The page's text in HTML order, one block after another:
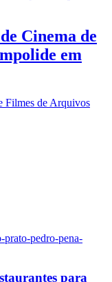
Cinema de
em
Filmes de Arquivos
prato-pedro-pena-
para